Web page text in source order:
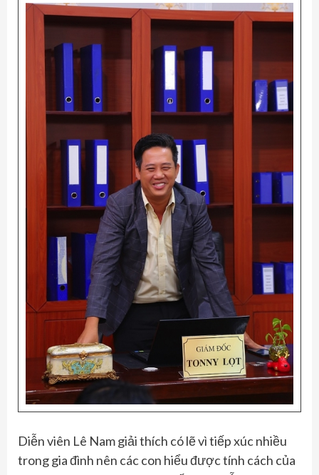
Diễn viên Lê Nam giải thích có lẽ vì tiếp xúc nhiều
trong gia đình nên các con hiểu được tính cách của